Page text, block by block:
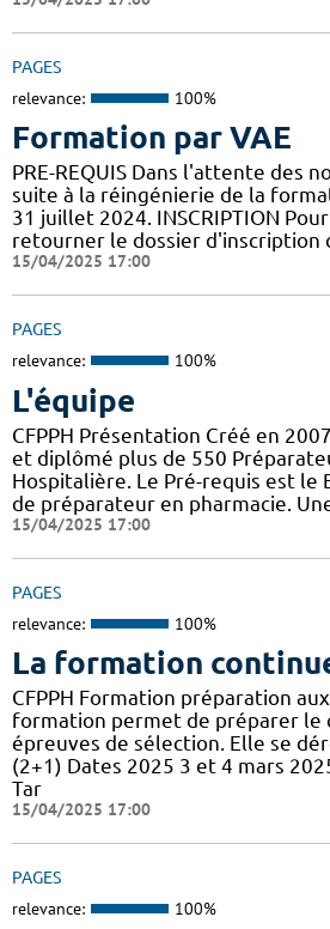
PAGES
relevance: 100%
Formation par VAE
PRE-REQUIS Dans l'attente des
suite à la réingénierie de la
31 juillet 2024. INSCRIPTION
retourner le dossier d'inscription
15/04/2025 17:00
PAGES
relevance: 100%
L'équipe
CFPPH Présentation Créé en
et diplômé plus de 550
Hospitalière. Le Pré-requis est le
de préparateur en pharmacie.
15/04/2025 17:00
PAGES
relevance: 100%
La formation
CFPPH Formation préparation
formation permet de préparer le
épreuves de sélection. Elle se
(2+1) Dates 2025 3 et 4 mars
Tar
15/04/2025 17:00
PAGES
relevance: 100%